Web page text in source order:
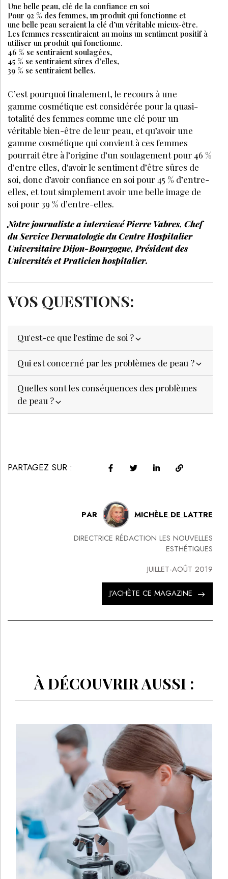
Une belle peau, clé de la confiance en soi
Pour 92 % des femmes, un produit qui fonctionne et
une belle peau seraient la clé d’un véritable mieux-être.
Les femmes ressentiraient au moins un sentiment positif à
utiliser un produit qui fonctionne.
46 % se sentiraient soulagées,
45 % se sentiraient sûres d’elles,
39 % se sentiraient belles.
C’est pourquoi finalement, le recours à une
gamme cosmétique est considérée pour la quasi-
totalité des femmes comme une clé pour un
véritable bien-être de leur peau, et qu’avoir une
gamme cosmétique qui convient à ces femmes
pourrait être à l’origine d’un soulagement pour 46 %
d’entre elles, d’avoir le sentiment d’être sûres de
soi, donc d’avoir confiance en soi pour 45 % d’entre-
elles, et tout simplement avoir une belle image de
soi pour 39 % d’entre-elles.
Notre journaliste a interviewé Pierre Vabres, Chef
du Service Dermatologie du Centre Hospitalier
Universitaire Dijon-Bourgogne, Président des
Universités et Praticien hospitalier.
VOS QUESTIONS:
Qu'est-ce que l'estime de soi ?
Qui est concerné par les problèmes de peau ?
Quelles sont les conséquences des problèmes
de peau ?
PARTAGEZ SUR :
PAR MICHÈLE DE LATTRE
DIRECTRICE RÉDACTION LES NOUVELLES
ESTHÉTIQUES
JUILLET-AOÛT 2019
J’ACHÈTE CE MAGAZINE
À DÉCOUVRIR AUSSI :